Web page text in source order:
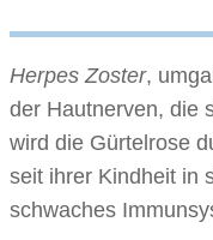
Herpes Zoster,
der Hautnerven, die
wird die Gürtelrose
seit ihrer Kindheit in
schwaches